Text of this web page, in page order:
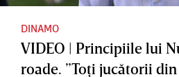
DINAMO
VIDEO | Principiile lui
roade. ”Toţi jucătorii